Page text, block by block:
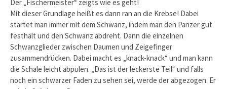
Der „Fischermeister“ zeigts wie es geht!
Mit dieser Grundlage heißt es dann ran an die Krebse! Dabei
startet man immer mit dem Schwanz, indem man den Panzer gut
festhält und den Schwanz abdreht. Dann die einzelnen
Schwanzglieder zwischen Daumen und Zeigefinger
zusammendrücken. Dabei macht es „knack-knack“ und man kann
die Schale leicht abpulen. „Das ist der leckerste Teil“ und falls
noch ein schwarzer Faden zu sehen sei, werde der abgezogen. Er